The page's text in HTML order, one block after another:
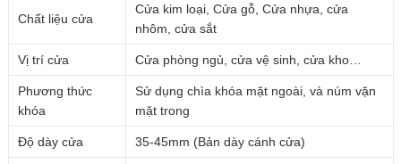
Chất liệu cửa
Cửa kim loại, Cửa gỗ, Cửa nhựa, cửa
nhôm, cửa sắt
Vị trí cửa Cửa phòng ngủ, cửa vệ sinh, cửa kho…
Phương thức
khóa
Sử dụng chìa khóa mặt ngoài, và núm vặn
mặt trong
Độ dày cửa 35-45mm (Bản dày cánh cửa)